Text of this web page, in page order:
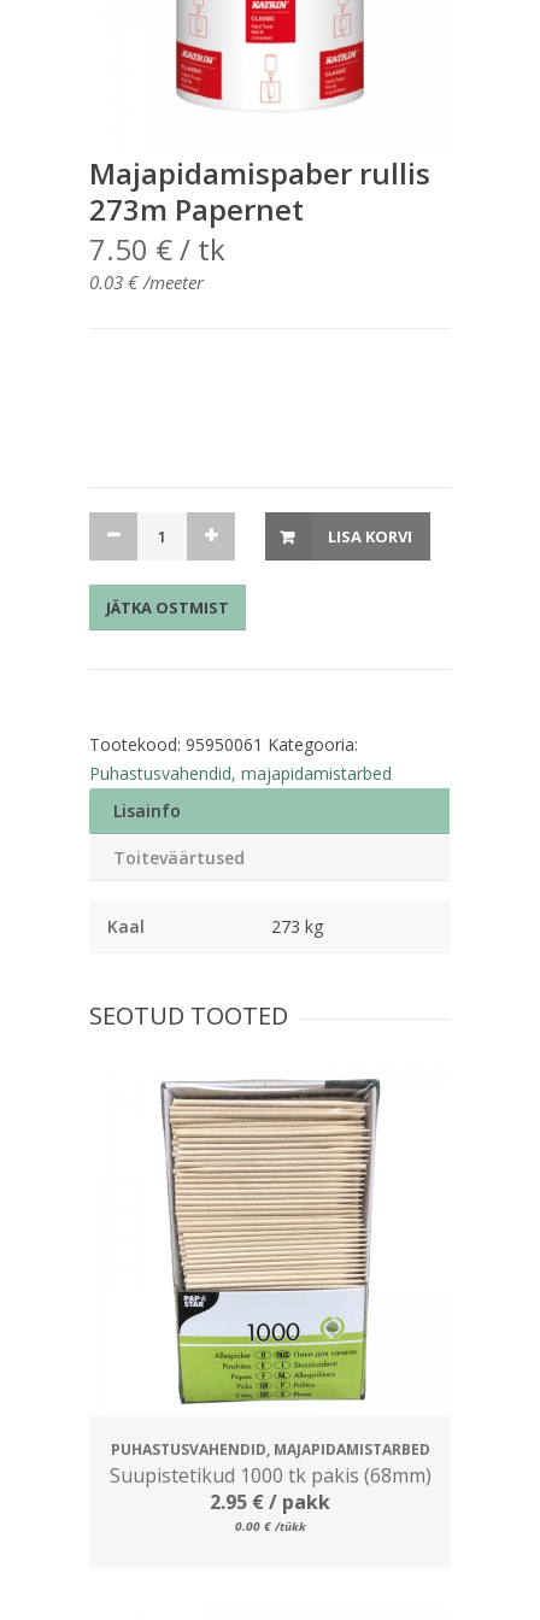
Majapidamispaber rullis
273m Papernet
7.50 €/ tk
0.03€ /meeter
Majapidamispaber
273m
Papernet
LISA KORVI
JÄTKA OSTMIST
Tootekood: 95950061 Kategooria:
Puhastusvahendid, majapidamistarbed
Lisainfo
Toiteväärtused
Kaal 273 kg
SEOTUD TOOTED
PUHASTUSVAHENDID, MAJAPIDAMISTARBED
Suupistetikud 1000 tk pakis (68mm)
2.95 €/ pakk
0.00 € /tükk